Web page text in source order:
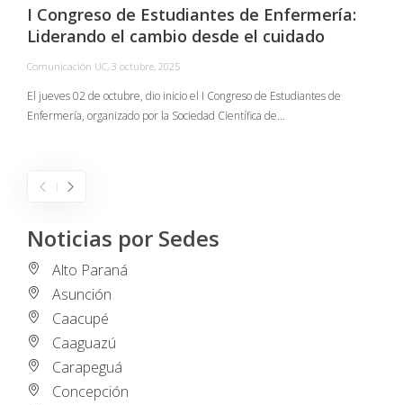
I Congreso de Estudiantes de Enfermería:
Liderando el cambio desde el cuidado
Comunicación UC, 3 octubre, 2025
El jueves 02 de octubre, dio inicio el I Congreso de Estudiantes de
Enfermería, organizado por la Sociedad Científica de…
Noticias por Sedes
Alto Paraná
Asunción
Caacupé
Caaguazú
Carapeguá
Concepción